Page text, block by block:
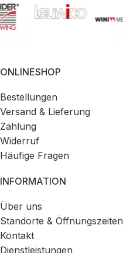
ONLINESHOP
Bestellungen
Versand & Lieferung
Zahlung
Widerruf
Häufige Fragen
INFORMATION
Über uns
Standorte & Öffnungszeiten
Kontakt
Dienstleistungen